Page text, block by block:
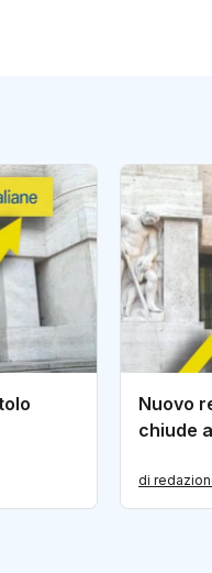
Nuovo
chiude
di